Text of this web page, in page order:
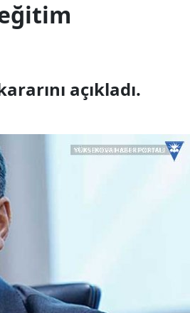
açıkladı.